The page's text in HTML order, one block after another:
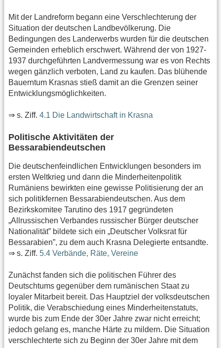
Mit der Landreform begann eine Verschlechterung der
Situation der deutschen Landbevölkerung. Die
Bedingungen des Landerwerbs wurden für die deutschen
Gemeinden erheblich erschwert. Während der von 1927-
1937 durchgeführten Landvermessung war es von Rechts
wegen gänzlich verboten, Land zu kaufen. Das blühende
Bauerntum Krasnas stieß damit an die Grenzen seiner
Entwicklungsmöglichkeiten.
⇒ s. Ziff. 4.1 Die Landwirtschaft in Krasna
Politische Aktivitäten der
Bessarabiendeutschen
Die deutschenfeindlichen Entwicklungen besonders im
ersten Weltkrieg und dann die Minderheitenpolitik
Rumäniens bewirkten eine gewisse Politisierung der an
sich politikfernen Bessarabiendeutschen. Aus dem
Bezirkskomitee Tarutino des 1917 gegründeten
„Allrussischen Verbandes russischer Bürger deutscher
Nationalität” bildete sich ein „Deutscher Volksrat für
Bessarabien”, zu dem auch Krasna Delegierte entsandte.
⇒ s. Ziff. 5.4 Verbände, Räte, Vereine
Zunächst fanden sich die politischen Führer des
Deutschtums gegenüber dem rumänischen Staat zu
loyaler Mitarbeit bereit. Das Hauptziel der volksdeutschen
Politik, die Verabschiedung eines Minderheitenstatuts,
wurde bis zum Ende der 30er Jahre zwar nicht erreicht;
jedoch gelang es, manche Härte zu mildern. Die Situation
verschlechterte sich zu Beginn der 30er Jahre mit dem